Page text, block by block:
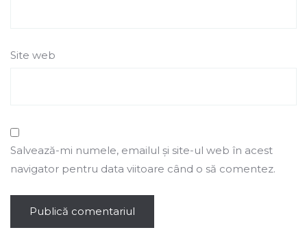
Site web
Salvează-mi numele, emailul și site-ul web în acest
navigator pentru data viitoare când o să comentez.